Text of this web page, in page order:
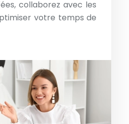
collaborez avec les
votre temps de